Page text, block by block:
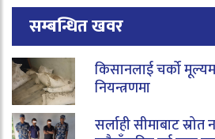
सम्बन्धित खवर
किसानलाई चर्को
नियन्त्रणमा
सर्लाही सीमाबाट